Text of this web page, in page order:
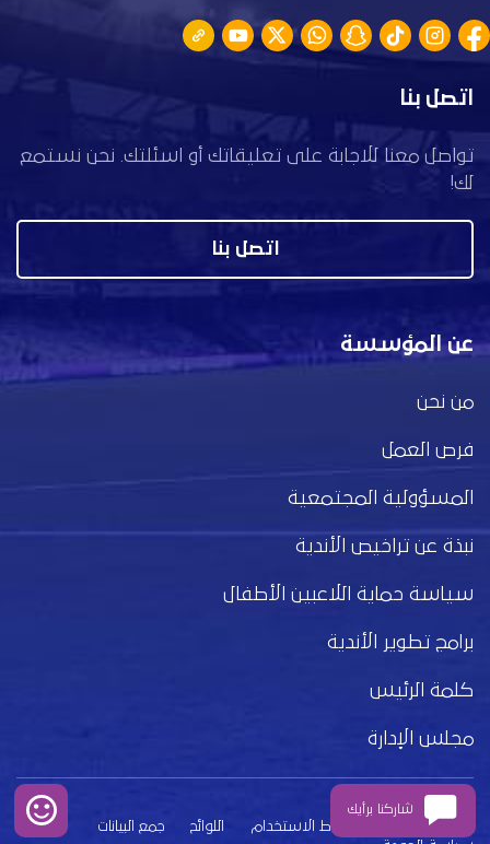
اتصل بنا
تواصل معنا للاجابة على تعليقاتك أو اسئلتك. نحن نستمع
لك!
اتصل بنا
عن المؤسسة
من نحن
فرص العمل
المسؤولية المجتمعية
نبذة عن تراخيص الأندية
سياسة حماية اللاعبين الأطفال
برامج تطوير الأندية
كلمة الرئيس
مجلس الإدارة
بيان الخصوصية شروط الاستخدام اللوائح
جمع البيانات
شاركنا برأيك